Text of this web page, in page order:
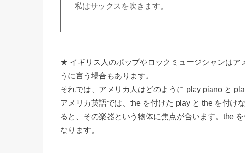
私はサックスを吹きます。
★ イギリス人のポップやロックミュージシャンはア
うに言う場合もあります。
それでは、アメリカ人はどのように play piano と
アメリカ英語では、the を付けた play と the を付け
ると、その楽器という物体に焦点が合います。the
なります。